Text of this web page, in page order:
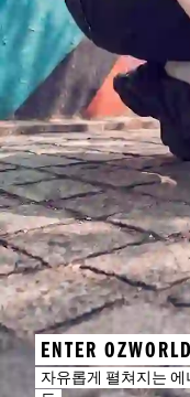
ENTER OZWORLD
자유롭게 펼쳐지는 에